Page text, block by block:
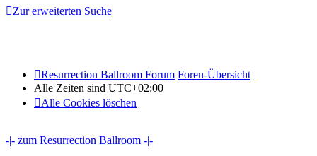
Zur erweiterten Suche
Resurrection Ballroom Forum Foren-Übersicht
Alle Zeiten sind UTC+02:00
Alle Cookies löschen
-|- zum Resurrection Ballroom -|-